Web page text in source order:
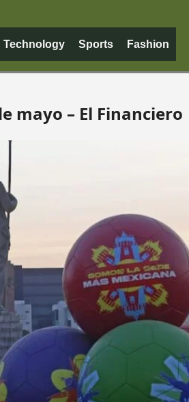
Technology Sports Fashion
mayo – El Financiero